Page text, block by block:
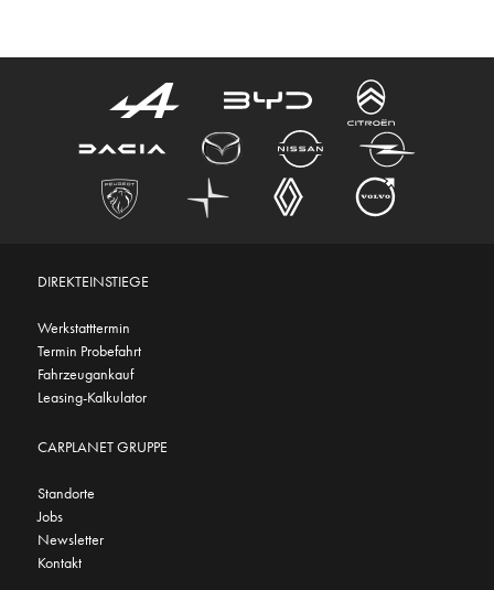
DIREKTEINSTIEGE
Werkstatttermin
Termin Probefahrt
Fahrzeugankauf
Leasing-Kalkulator
CARPLANET GRUPPE
Standorte
Jobs
Newsletter
Kontakt